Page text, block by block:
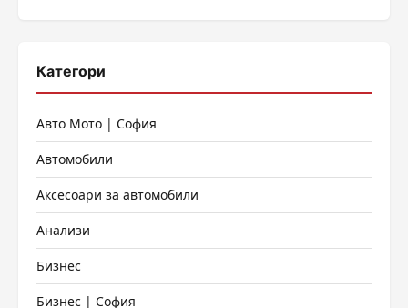
Категори
Авто Мото | София
Автомобили
Аксесоари за автомобили
Анализи
Бизнес
Бизнес | София